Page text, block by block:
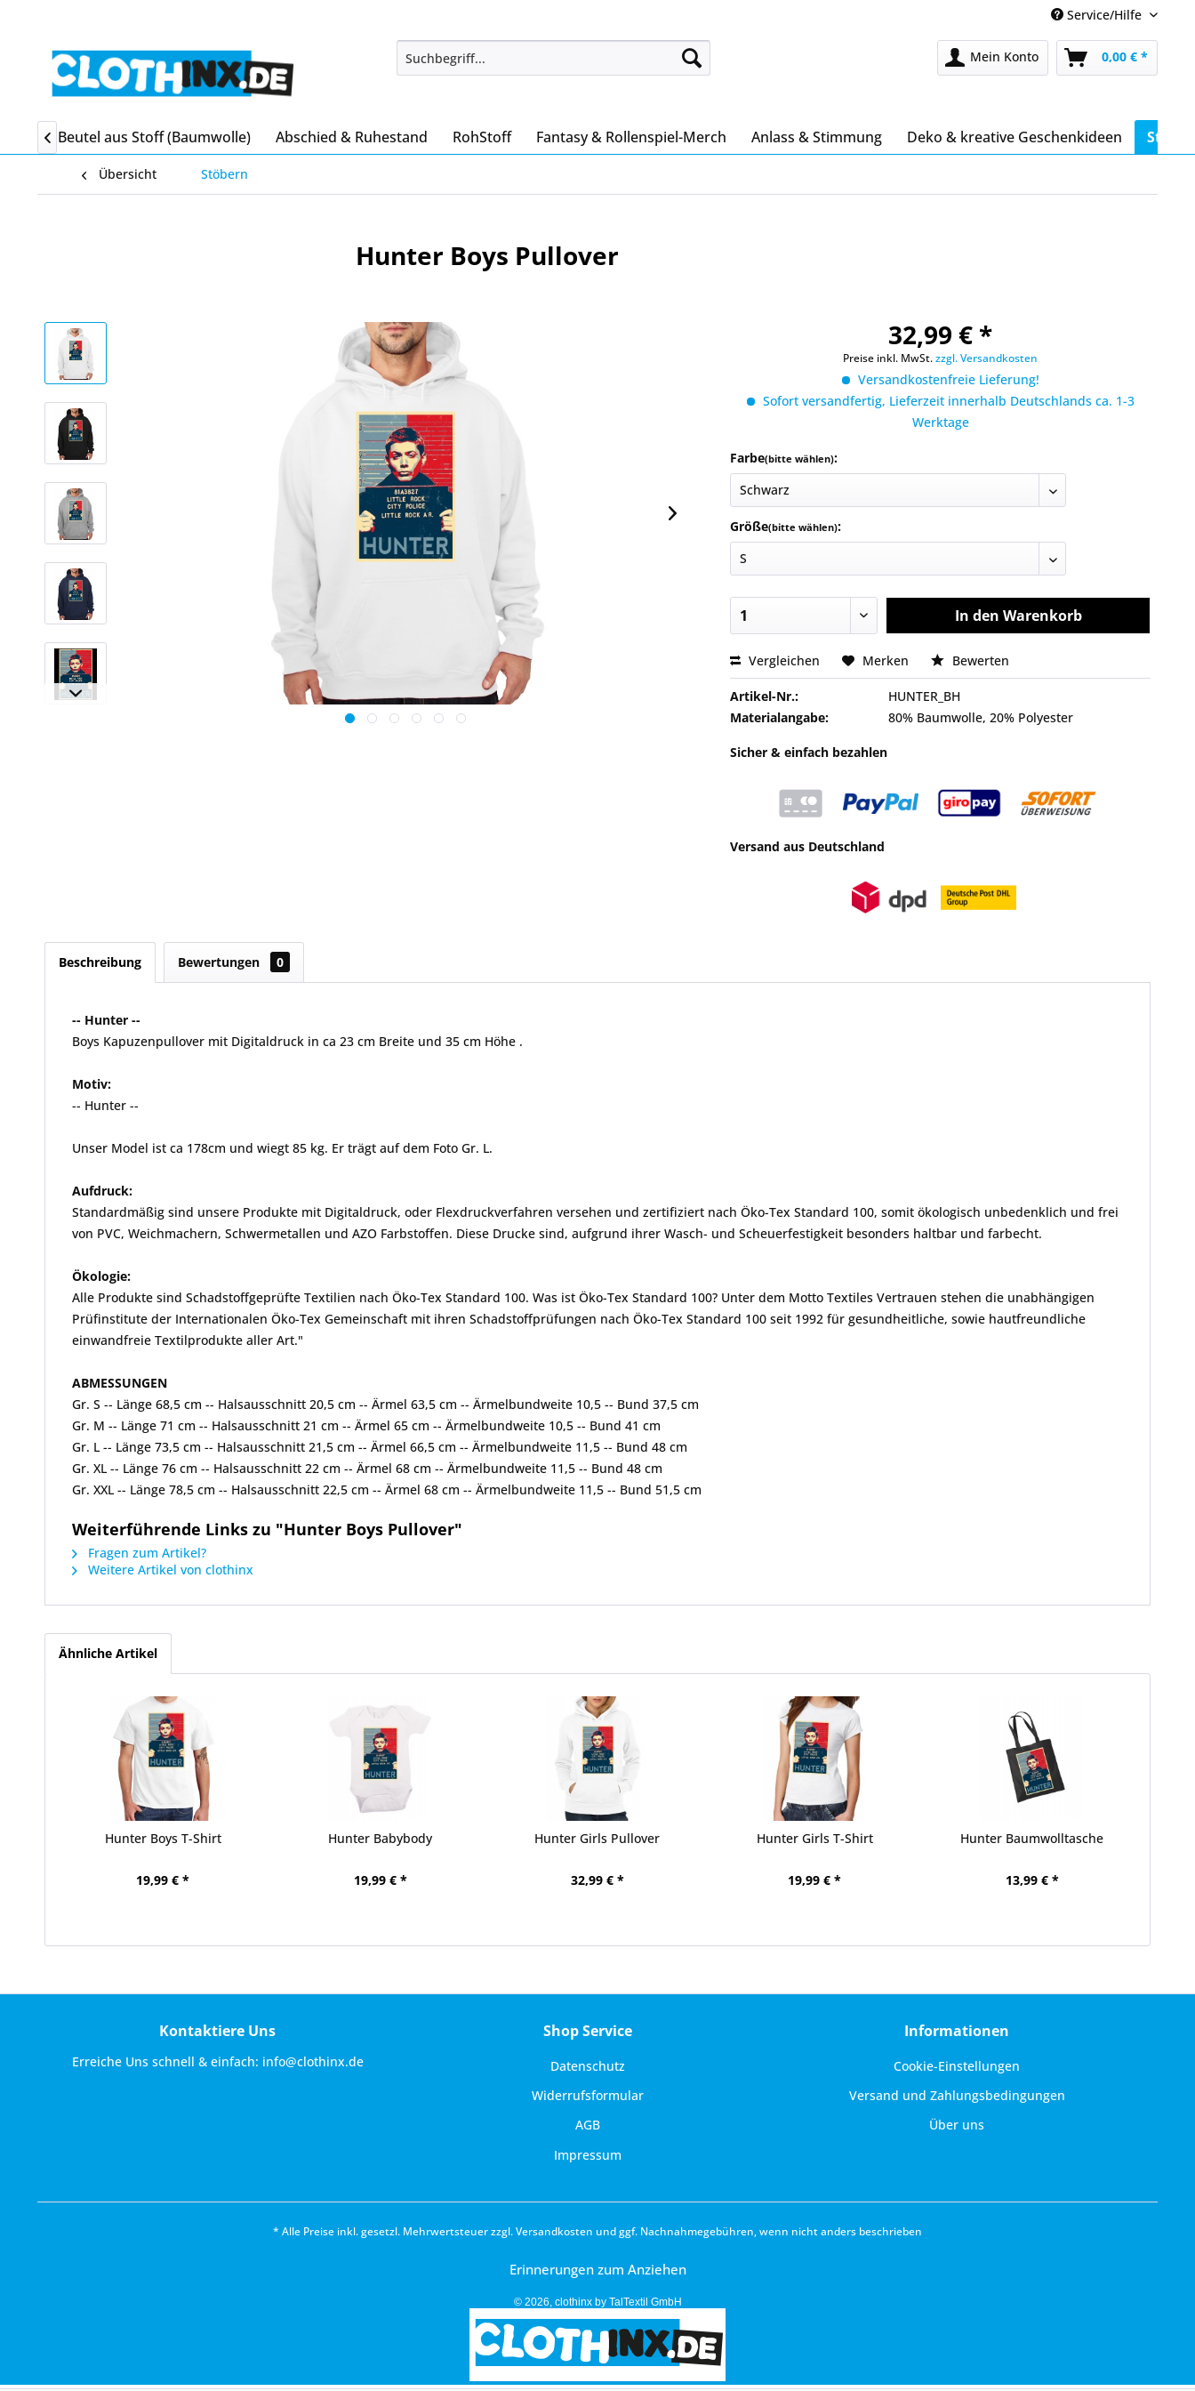
Service/Hilfe
Mein Konto 0,00 € *
Beutel aus Stoff (Baumwolle) Abschied & Ruhestand RohStoff Fantasy & Rollenspiel-Merch Anlass & Stimmung Deko & kreative Geschenkideen

Übersicht Stöbern
Hunter Boys Pullover
32,99 € *
Preise inkl. MwSt.zzgl. Versandkosten
Versandkostenfreie Lieferung!
Sofort versandfertig, Lieferzeit innerhalb Deutschlands ca. 1-3
Werktage
Farbe(bitte wählen):
Größe(bitte wählen):
In den Warenkorb
Vergleichen Merken Bewerten
Artikel-Nr.:
HUNTER_BH
Materialangabe:
80% Baumwolle, 20% Polyester
Sicher & einfach bezahlen
Versand aus Deutschland
Beschreibung Bewertungen 0
-- Hunter --
Boys Kapuzenpullover mit Digitaldruck in ca 23 cm Breite und 35 cm Höhe .
Motiv:
-- Hunter --
Unser Model ist ca 178cm und wiegt 85 kg. Er trägt auf dem Foto Gr. L.
Aufdruck:
Standardmäßig sind unsere Produkte mit Digitaldruck, oder Flexdruckverfahren versehen und zertifiziert nach Öko-Tex Standard 100, somit ökologisch unbedenklich und frei
von PVC, Weichmachern, Schwermetallen und AZO Farbstoffen. Diese Drucke sind, aufgrund ihrer Wasch- und Scheuerfestigkeit besonders haltbar und farbecht.
Ökologie:
Alle Produkte sind Schadstoffgeprüfte Textilien nach Öko-Tex Standard 100. Was ist Öko-Tex Standard 100? Unter dem Motto Textiles Vertrauen stehen die unabhängigen
Prüfinstitute der Internationalen Öko-Tex Gemeinschaft mit ihren Schadstoffprüfungen nach Öko-Tex Standard 100 seit 1992 für gesundheitliche, sowie hautfreundliche
einwandfreie Textilprodukte aller Art."
ABMESSUNGEN
Gr. S -- Länge 68,5 cm -- Halsausschnitt 20,5 cm -- Ärmel 63,5 cm -- Ärmelbundweite 10,5 -- Bund 37,5 cm
Gr. M -- Länge 71 cm -- Halsausschnitt 21 cm -- Ärmel 65 cm -- Ärmelbundweite 10,5 -- Bund 41 cm
Gr. L -- Länge 73,5 cm -- Halsausschnitt 21,5 cm -- Ärmel 66,5 cm -- Ärmelbundweite 11,5 -- Bund 48 cm
Gr. XL -- Länge 76 cm -- Halsausschnitt 22 cm -- Ärmel 68 cm -- Ärmelbundweite 11,5 -- Bund 48 cm
Gr. XXL -- Länge 78,5 cm -- Halsausschnitt 22,5 cm -- Ärmel 68 cm -- Ärmelbundweite 11,5 -- Bund 51,5 cm
Weiterführende Links zu "Hunter Boys Pullover"
Fragen zum Artikel?
Weitere Artikel von clothinx
Ähnliche Artikel
Hunter Boys T-Shirt
19,99 € *
Hunter Babybody
19,99 € *
Hunter Girls Pullover
32,99 € *
Hunter Girls T-Shirt
19,99 € *
Hunter Baumwolltasche
13,99 € *
Kontaktiere Uns
Erreiche Uns schnell & einfach: info@clothinx.de
Shop Service
Datenschutz
Widerrufsformular
AGB
Impressum
Informationen
Cookie-Einstellungen
Versand und Zahlungsbedingungen
Über uns
* Alle Preise inkl. gesetzl. Mehrwertsteuer zzgl.Versandkosten und ggf. Nachnahmegebühren, wenn nicht anders beschrieben
Erinnerungen zum Anziehen
© 2026, clothinx by TalTextil GmbH